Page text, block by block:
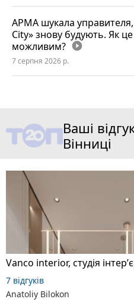
АРМА шукала
City» знову будують. Як
можливим? play_circle_filled
7 серпня 2026 р.
Ваші
Вінниці
7 відгуків
Anatoliy Bilokon